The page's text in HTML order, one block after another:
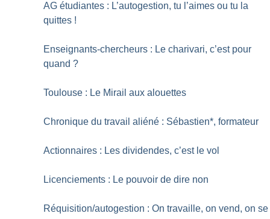
AG étudiantes : L’autogestion, tu l’aimes ou tu la
quittes !
Enseignants-chercheurs : Le charivari, c’est pour
quand ?
Toulouse : Le Mirail aux alouettes
Chronique du travail aliéné : Sébastien*, formateur
Actionnaires : Les dividendes, c’est le vol
Licenciements : Le pouvoir de dire non
Réquisition/autogestion : On travaille, on vend, on se